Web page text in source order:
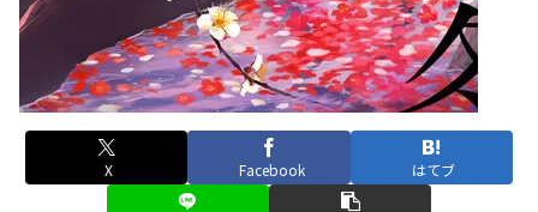
X Facebook はてブ